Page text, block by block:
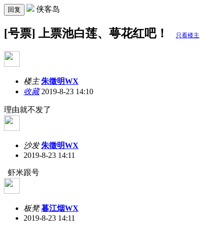
回复 侠客岛
[号票] 上票池白莲、萼花红吧！ 只看楼主
楼主 朱徵明WX
收藏2019-8-23 14:10
理由就不发了
沙发 朱徵明WX
2019-8-23 14:11
虾米跟号
板凳 暮江烟WX
2019-8-23 14:11